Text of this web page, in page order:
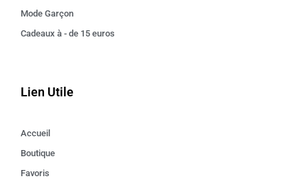
Mode Garçon
Cadeaux à - de 15 euros
Lien Utile
Accueil
Boutique
Favoris